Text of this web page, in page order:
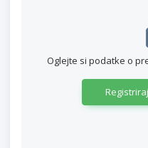
Oglejte si podatke o